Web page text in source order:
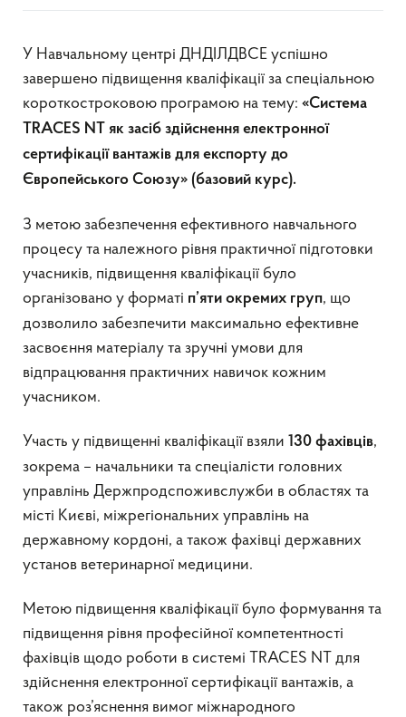
У Навчальному центрі ДНДІЛДВСЕ успішно
завершено підвищення кваліфікації за спеціальною
короткостроковою програмою на тему: «Система
TRACES NT як засіб здійснення електронної
сертифікації вантажів для експорту до
Європейського Союзу» (базовий курс).
З метою забезпечення ефективного навчального
процесу та належного рівня практичної підготовки
учасників, підвищення кваліфікації було
організовано у форматі п’яти окремих груп, що
дозволило забезпечити максимально ефективне
засвоєння матеріалу та зручні умови для
відпрацювання практичних навичок кожним
учасником.
Участь у підвищенні кваліфікації взяли 130 фахівців,
зокрема – начальники та спеціалісти головних
управлінь Держпродспоживслужби в областях та
місті Києві, міжрегіональних управлінь на
державному кордоні, а також фахівці державних
установ ветеринарної медицини.
Метою підвищення кваліфікації було формування та
підвищення рівня професійної компетентності
фахівців щодо роботи в системі TRACES NT для
здійснення електронної сертифікації вантажів, а
також роз’яснення вимог міжнародного